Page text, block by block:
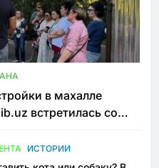
в махалле
встретилась со
ИСТОРИИ